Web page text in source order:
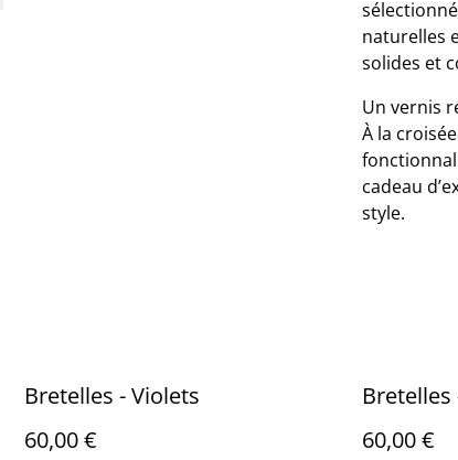
naturelles
solides et
Un vernis
À la
cadeau
style.
Bretelles - Violets
60,00 €
Bretelles
60,00 €